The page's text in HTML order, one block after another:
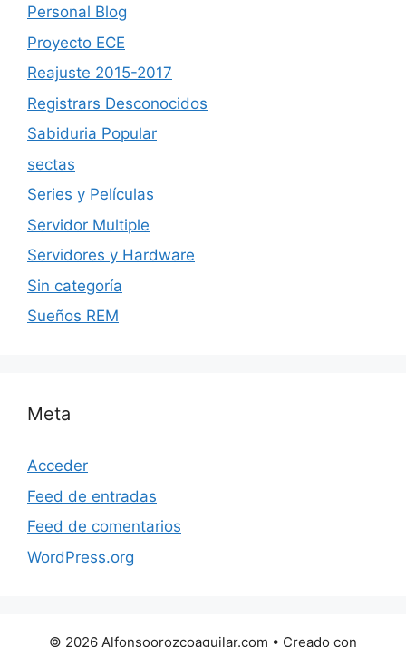
Personal Blog
Proyecto ECE
Reajuste 2015-2017
Registrars Desconocidos
Sabiduria Popular
sectas
Series y Películas
Servidor Multiple
Servidores y Hardware
Sin categoría
Sueños REM
Meta
Acceder
Feed de entradas
Feed de comentarios
WordPress.org
© 2026 Alfonsoorozcoaguilar.com • Creado con